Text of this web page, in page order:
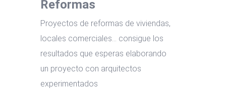
Reformas
Proyectos de reformas de viviendas,
locales comerciales… consigue los
resultados que esperas elaborando
un proyecto con arquitectos
experimentados